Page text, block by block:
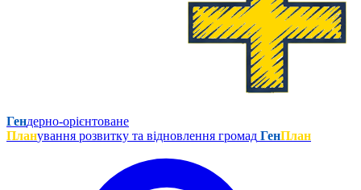
Гендерно-орієнтоване
Планування розвитку та відновлення громад ГенПлан